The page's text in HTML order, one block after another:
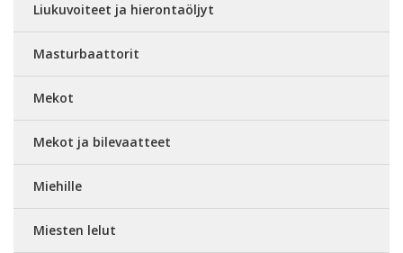
Liukuvoiteet ja hierontaöljyt
Masturbaattorit
Mekot
Mekot ja bilevaatteet
Miehille
Miesten lelut